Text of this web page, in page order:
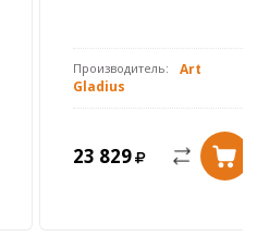
Производитель:
Art
Gladius
23 829